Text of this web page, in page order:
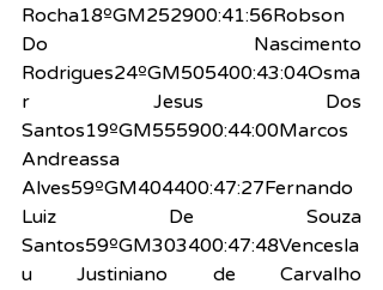
Rocha18ºGM252900:41:56Robson
Do Nascimento
Rodrigues24ºGM505400:43:04Osma
r Jesus Dos
Santos19ºGM555900:44:00Marcos
Andreassa
Alves59ºGM404400:47:27Fernando
Luiz De Souza
Santos59ºGM303400:47:48Vencesla
u Justiniano de Carvalho